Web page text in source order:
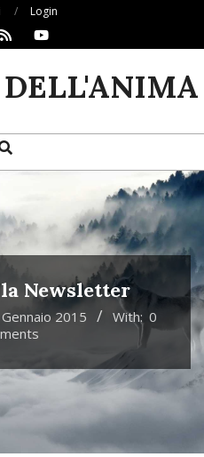
Login
Newsletter
2015 With: 0